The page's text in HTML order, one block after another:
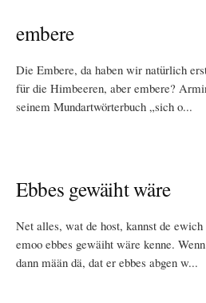
embere
Die Embere, da haben wir natürlich
für die Himbeeren, aber embere?
seinem Mundartwörterbuch „sich o...
Ebbes gewäiht wäre
Net alles, wat de host, kannst de
emoo ebbes gewäiht wäre kenne.
dann mään dä, dat er ebbes abgen w...